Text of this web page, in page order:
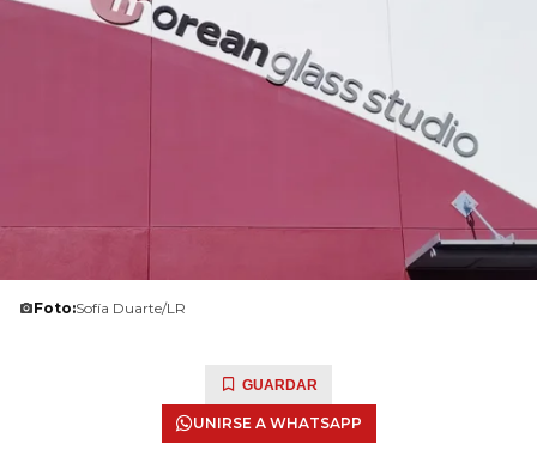
Foto:Sofía Duarte/LR
GUARDAR
UNIRSE A WHATSAPP